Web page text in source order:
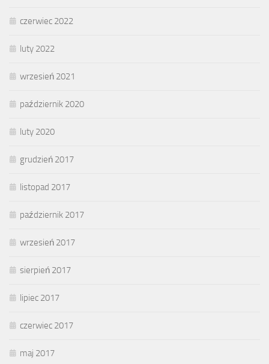
czerwiec 2022
luty 2022
wrzesień 2021
październik 2020
luty 2020
grudzień 2017
listopad 2017
październik 2017
wrzesień 2017
sierpień 2017
lipiec 2017
czerwiec 2017
maj 2017